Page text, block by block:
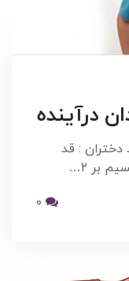
درآینده
دختران : قد